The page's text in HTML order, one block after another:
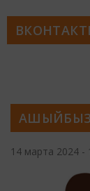
14 марта 2024 -